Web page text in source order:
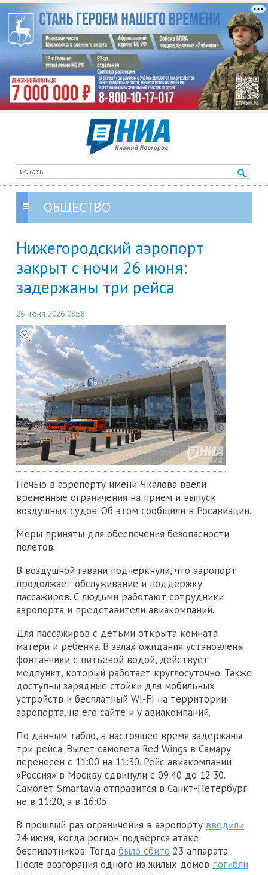
ОБЩЕСТВО
Нижегородский аэропорт
закрыт с ночи 26 июня:
задержаны три рейса
26 июня 2026 08:58
Ночью в аэропорту имени Чкалова ввели
временные ограничения на прием и выпуск
воздушных судов. Об этом сообщили в Росавиации.
Меры приняты для обеспечения безопасности
полетов.
В воздушной гавани подчеркнули, что аэропорт
продолжает обслуживание и поддержку
пассажиров. С людьми работают сотрудники
аэропорта и представители авиакомпаний.
Для пассажиров с детьми открыта комната
матери и ребенка. В залах ожидания установлены
фонтанчики с питьевой водой, действует
медпункт, который работает круглосуточно. Также
доступны зарядные стойки для мобильных
устройств и бесплатный WI-FI на территории
аэропорта, на его сайте и у авиакомпаний.
По данным табло, в настоящее время задержаны
три рейса. Вылет самолета Red Wings в Самару
перенесен с 11:00 на 11:30. Рейс авиакомпании
«Россия» в Москву сдвинули с 09:40 до 12:30.
Самолет Smartavia отправится в Санкт-Петербург
не в 11:20, а в 16:05.
В прошлый раз ограничения в аэропорту вводили
24 июня, когда регион подвергся атаке
беспилотников. Тогда было сбито 23 аппарата.
После возгорания одного из жилых домов погибли